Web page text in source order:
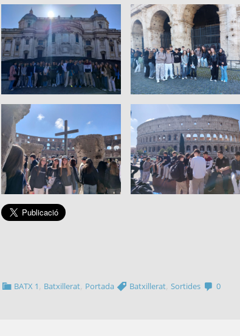
BATX 1 Batxillerat Portada Batxillerat ,Sortides 0